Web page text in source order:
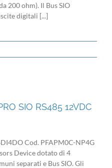
200 ohm). Il Bus SIO
digitali [...]
SIO RS485 12VDC
Cod. PFAPM0C-NP4G
Device dotato di 4
separati e Bus SIO. Gli